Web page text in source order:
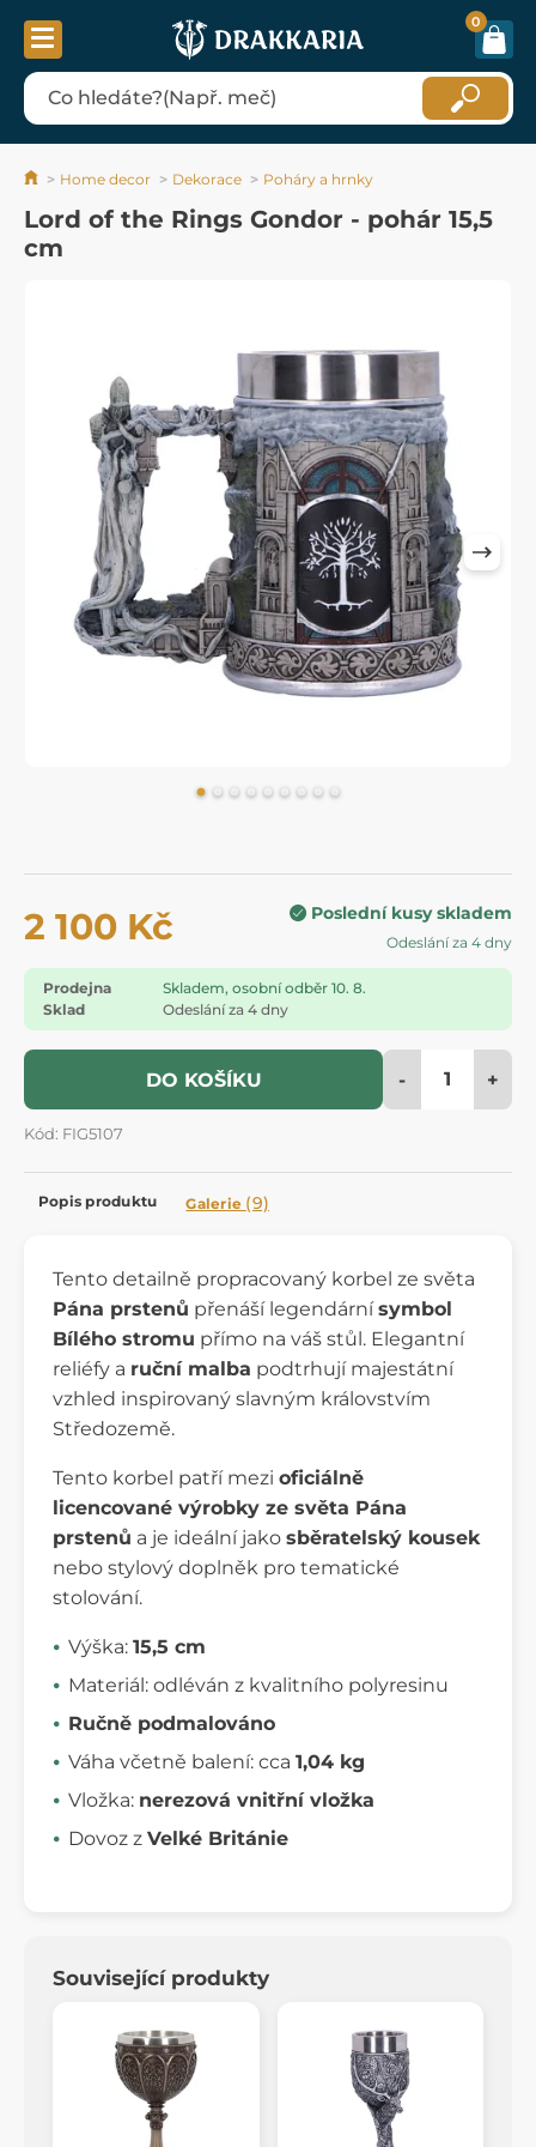
0
Home decor Dekorace Poháry a hrnky
Lord of the Rings Gondor - pohár 15,5
cm
2 100 Kč Poslední kusy skladem
Odeslání za 4 dny
Prodejna
Skladem, osobní odběr 10. 8.
Sklad
Odeslání za 4 dny
DO KOŠÍKU - +
Kód: FIG5107
Popis produktu Galerie (9)
Tento detailně propracovaný korbel ze světa
Pána prstenů přenáší legendárnísymbol
Bílého stromu přímo na váš stůl. Elegantní
reliéfy a ruční malba podtrhují majestátní
vzhled inspirovaný slavným královstvím
Středozemě.
Tento korbel patří mezi oficiálně
licencované výrobky ze světa Pána
prstenů a je ideální jako sběratelský kousek
nebo stylový doplněk pro tematické
stolování.
Výška: 15,5 cm
Materiál: odléván z kvalitního polyresinu
Ručně podmalováno
Váha včetně balení: cca 1,04 kg
Vložka: nerezová vnitřní vložka
Dovoz z Velké Británie
Související produkty